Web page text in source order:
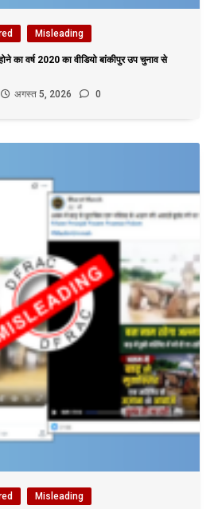
Misleading
का वर्ष 2020 का वीडियो बांकीपुर उप चुनाव से
अगस्त 5, 2026 0
Misleading